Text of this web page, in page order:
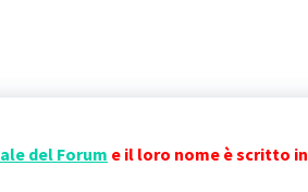
del Forum e il loro nome è scritto in